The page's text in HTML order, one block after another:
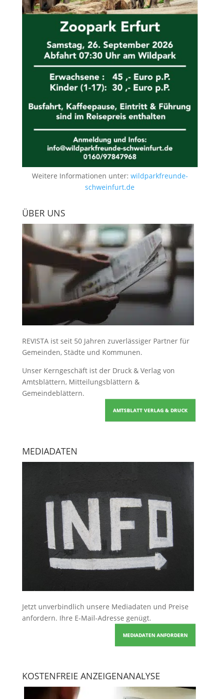
Weitere Informationen unter: wildparkfreunde-
schweinfurt.de
ÜBER UNS
REVISTA ist seit 50 Jahren zuverlässiger Partner für
Gemeinden, Städte und Kommunen.
Unser Kerngeschäft ist der Druck & Verlag von
Amtsblättern, Mitteilungsblättern &
Gemeindeblättern.
AMTSBLATT VERLAG & DRUCK
MEDIADATEN
Jetzt unverbindlich unsere Mediadaten und Preise
anfordern. Ihre E-Mail-Adresse genügt.
MEDIADATEN ANFORDERN
KOSTENFREIE ANZEIGENANALYSE